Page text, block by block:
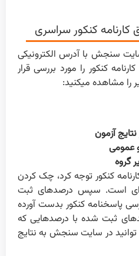
کارنامه کنکور سراسری
سنجش با آدرس الکترونیکی
کنکور را مورد بررسی قرار
را مشاهده میکنید:
آزمون
گروه
کنکور توجه کرد، چک کردن
ای است. سپس درصدهای ثبت
پاسخنامه کنکور بدست آورده
ثبت شده با درصدهایی که
توانید در سایت سنجش به نتایج